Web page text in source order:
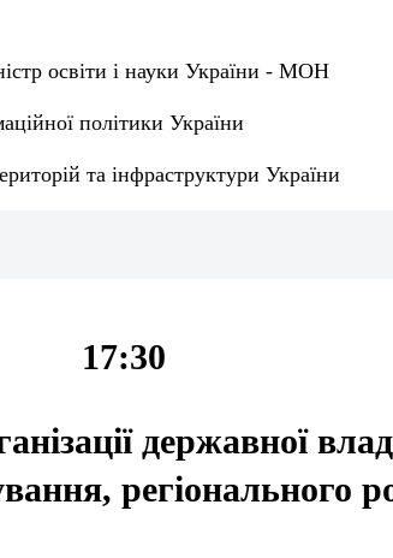
освіти і науки України - МОН
політики України
та інфраструктури України
17:30
державної
регіонального